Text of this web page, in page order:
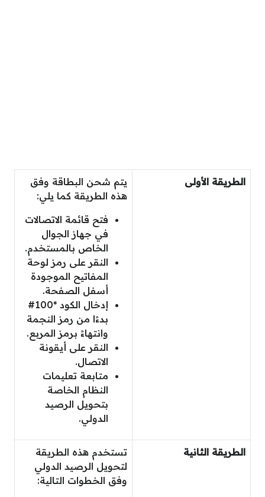
الطريقة الأولى
يتم شحن البطاقة وفق
هذه الطريقة كما يلي:
فتح قائمة الاتصالات
في جهاز الجوال
الخاص بالمستخدم.
النقر على رمز لوحة
المفاتيح الموجودة
أسفل الصفحة.
إدخال الكود *100#
بدءًا من رمز النجمة
وانتهاءً برمز المربع.
النقر على أيقونة
الاتصال.
متابعة تعليمات
النظام الخاصة
بتحويل الرصيد
الدولي.
الطريقة الثانية
تستخدم هذه الطريقة
لتحويل الرصيد الدولي
وفق الخطوات التالية: